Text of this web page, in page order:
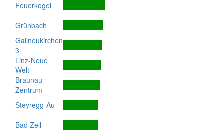
Feuerkogel
Grünbach
Gallneukirchen
3
Linz-Neue
Welt
Braunau
Zentrum
Steyregg-Au
Bad Zell